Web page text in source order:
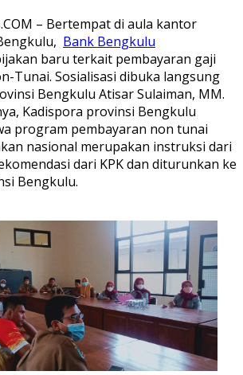
– Bertempat di aula kantor
Bank Bengkulu
baru terkait pembayaran gaji
Tunai. Sosialisasi dibuka langsung
Bengkulu Atisar Sulaiman, MM.
Kadispora provinsi Bengkulu
program pembayaran non tunai
nasional merupakan instruksi dari
dari KPK dan diturunkan ke
Bengkulu.